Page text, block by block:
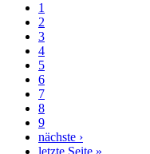
Seitennummerierung
Aktuelle
Seite
1
Page
2
Page
3
Page
4
Page
5
Page
6
Page
7
Page
8
Page
9
Nächste
nächste ›